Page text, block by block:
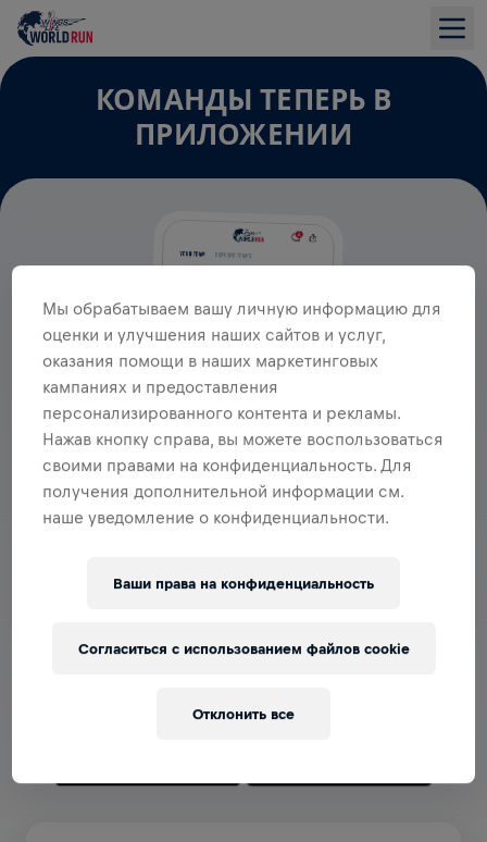
КОМАНДЫ ТЕПЕРЬ В
ПРИЛОЖЕНИИ
РАЗДЕЛ С КОМАНДАМИ
созданной! Общайтесь, следите за результатами и
Мы обрабатываем вашу личную информацию для
оценки и улучшения наших сайтов и услуг,
оказания помощи в наших маркетинговых
кампаниях и предоставления
персонализированного контента и рекламы.
Нажав кнопку справа, вы можете воспользоваться
своими правами на конфиденциальность. Для
получения дополнительной информации см.
наше уведомление о конфиденциальности.
Ваши права на конфиденциальность
Отклонить все
Согласиться с использованием файлов cookie